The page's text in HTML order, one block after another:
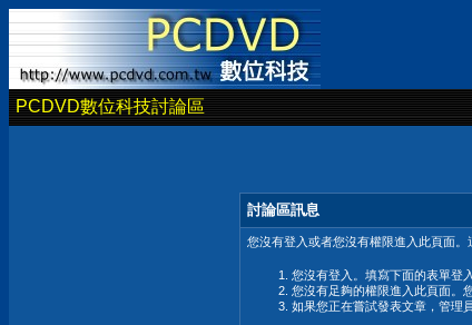
PCDVD數位科技討論區
討論區訊息
您沒有登入或者您沒有權限進入此頁面。
您沒有登入。填寫下面的表單登
您沒有足夠的權限進入此頁面。
如果您正在嘗試發表文章，管理